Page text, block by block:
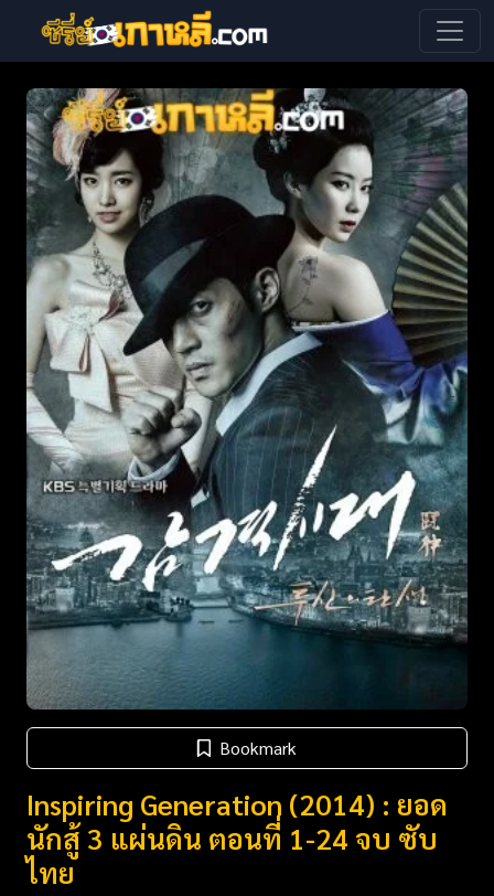
Bookmark
Inspiring Generation (2014) : ยอด
นักสู้ 3 แผ่นดิน ตอนที่ 1-24 จบ ซับ
ไทย